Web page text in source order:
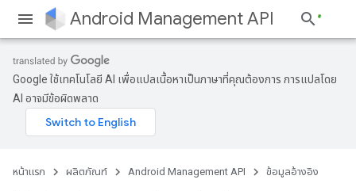
Android Management API
Google ใช้เทคโนโลยี AI เพื่อแปลเนื้อหาเป็นภาษาที่คุณต้องการ การแปลโดย
AI อาจมีข้อผิดพลาด
หน้าแรก ผลิตภัณฑ์ Android Management API ข้อมูลอ้างอิง